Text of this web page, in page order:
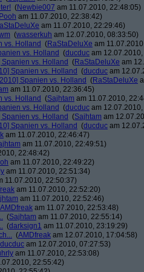
(Newbie007 am 11.07.2010, 22:48:05)
am 11.07.2010, 22:38:42)
am 11.07.2010, 22:29:46)
(wasserkuh am 12.07.2010, 08:33:50)
vs. Holland (RaStaDeluXe am
vs. Holland (ducduc am
Spanien vs. Holland (RaStaDeluXe am
Spanien vs. Holland (ducduc am
Spanien vs. Holland (RaStaDeluXe
am 11.07.2010, 22:36:45)
vs. Holland (Sajhtam am 11.07.2010,
vs. Holland (ducduc am
Spanien vs. Holland (Sajhtam am
Spanien vs. Holland (ducduc am
am 11.07.2010, 22:46:47)
am 11.07.2010, 22:49:51)
22:48:42)
am 11.07.2010, 22:49:22)
am 11.07.2010, 22:51:34)
11.07.2010, 22:50:37)
am 11.07.2010, 22:52:20)
am 11.07.2010, 22:52:46)
AMDfreak am 11.07.2010, 22:53:48)
(Sajhtam am 11.07.2010, 22:55:14)
(darksign1 am 11.07.2010, 23:19:29)
(AMDfreak am 12.07.2010, 17:04:58)
ducduc am 12.07.2010, 07:27:53)
am 11.07.2010, 22:53:08)
22:55:42)